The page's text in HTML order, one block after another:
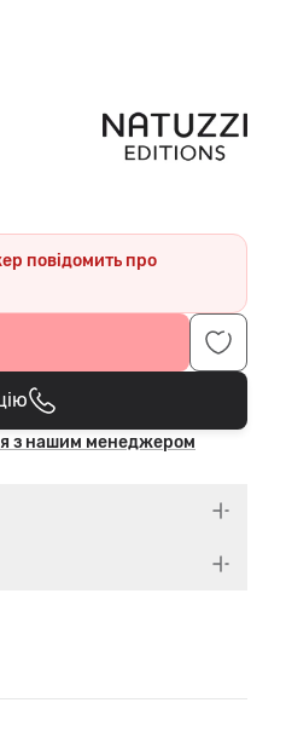
повідомить про
з нашим менеджером